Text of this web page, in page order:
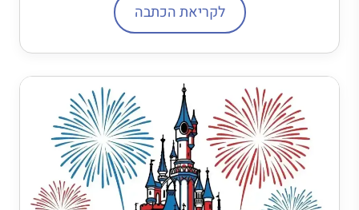
לקריאת הכתבה